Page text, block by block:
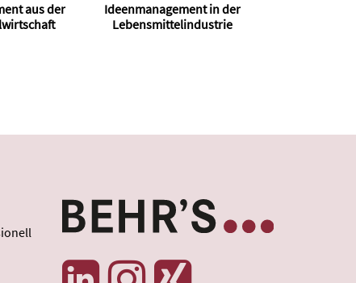
aus der
Ideenmanagement in der
Lebensmittelindustrie